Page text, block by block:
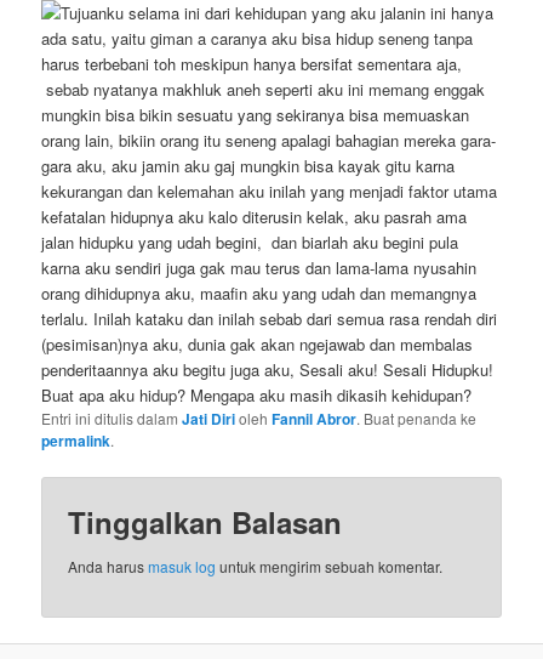
Tujuanku selama ini dari kehidupan yang aku jalanin ini hanya
ada satu, yaitu giman a caranya aku bisa hidup seneng tanpa
harus terbebani toh meskipun hanya bersifat sementara aja,
sebab nyatanya makhluk aneh seperti aku ini memang enggak
mungkin bisa bikin sesuatu yang sekiranya bisa memuaskan
orang lain, bikiin orang itu seneng apalagi bahagian mereka gara-
gara aku, aku jamin aku gaj mungkin bisa kayak gitu karna
kekurangan dan kelemahan aku inilah yang menjadi faktor utama
kefatalan hidupnya aku kalo diterusin kelak, aku pasrah ama
jalan hidupku yang udah begini, dan biarlah aku begini pula
karna aku sendiri juga gak mau terus dan lama-lama nyusahin
orang dihidupnya aku, maafin aku yang udah dan memangnya
terlalu. Inilah kataku dan inilah sebab dari semua rasa rendah diri
(pesimisan)nya aku, dunia gak akan ngejawab dan membalas
penderitaannya aku begitu juga aku, Sesali aku! Sesali Hidupku!
Buat apa aku hidup? Mengapa aku masih dikasih kehidupan?
Entri ini ditulis dalamJati DiriolehFannil Abror. Buat penanda ke
permalink.
Tinggalkan Balasan
Anda harusmasuk log untuk mengirim sebuah komentar.